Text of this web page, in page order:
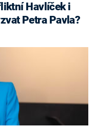
Petra Pavla?